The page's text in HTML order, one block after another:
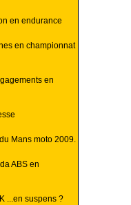
en endurance
en championnat
en
Mans moto 2009.
ABS en
...en suspens ?